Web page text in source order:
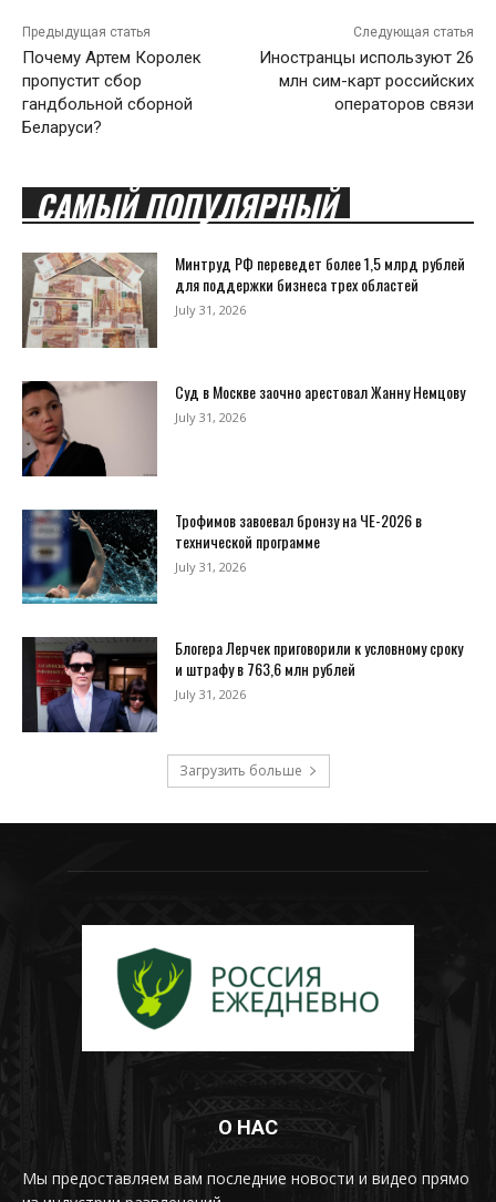
Предыдущая статья
Почему Артем Королек
пропустит сбор
гандбольной сборной
Беларуси?
Следующая статья
Иностранцы используют 26
млн сим-карт российских
операторов связи
САМЫЙ ПОПУЛЯРНЫЙ
Минтруд РФ переведет более 1,5 млрд рублей
для поддержки бизнеса трех областей
July 31, 2026
Суд в Москве заочно арестовал Жанну Немцову
July 31, 2026
Трофимов завоевал бронзу на ЧЕ-2026 в
технической программе
July 31, 2026
Блогера Лерчек приговорили к условному сроку
и штрафу в 763,6 млн рублей
July 31, 2026
Загрузить больше
О НАС
Мы предоставляем вам последние новости и видео прямо